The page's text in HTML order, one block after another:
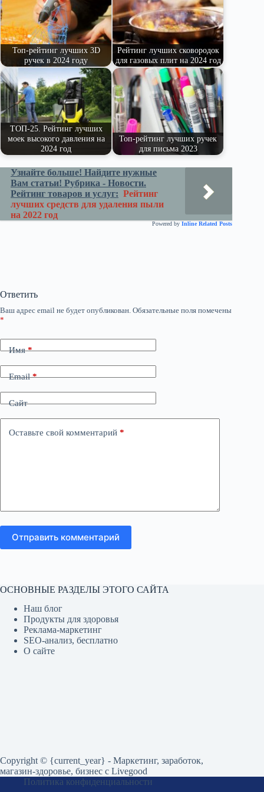
ni
ki
ть
Топ-рейтинг лучших 3D
ручек в 2024 году
Рейтинг лучших сковородок
для газовых плит на 2024 год
ТОП-25. Рейтинг лучших
моек высокого давления на
2024 год
Топ-рейтинг лучших ручек
для письма 2023
Узнайте больше! Найдите нужные
Вам статьи! Рубрика - Новости.
Рейтинг товаров и услуг: Рейтинг
лучших средств для удаления пыли
на 2022 год
Powered by Inline Related Posts
Ответить
Ваш адрес email не будет опубликован. Обязательные поля помечены
*
Имя*
Email*
Сайт
Оставьте свой комментарий *
Отправить комментарий
ОСНОВНЫЕ РАЗДЕЛЫ ЭТОГО САЙТА
Наш блог
Продукты для здоровья
Реклама-маркетинг
SEO-анализ, бесплатно
О сайте
Copyright © {current_year} - Маркетинг, заработок,
магазин-здоровье, бизнес c Livegood
Политика конфиденциальности